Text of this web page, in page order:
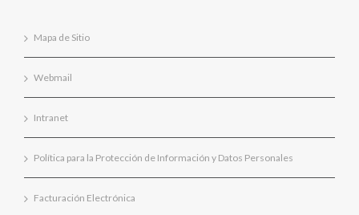
Mapa de Sitio
Webmail
Intranet
Política para la Protección de Información y Datos Personales
Facturación Electrónica